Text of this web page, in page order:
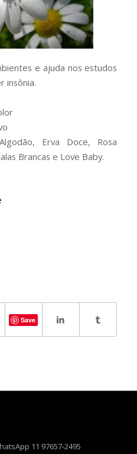
e ajuda nos estudos
insônia.
Erva Doce, Rosa
Brancas e Love Baby.
Save
11 97657-2495